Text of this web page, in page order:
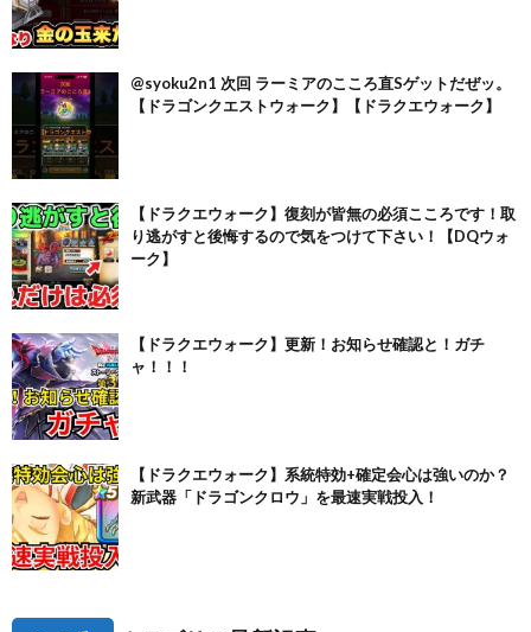
@syoku2n1 次回 ラーミアのこころ直Sゲットだぜッ。
【ドラゴンクエストウォーク】【ドラクエウォーク】
【ドラクエウォーク】復刻が皆無の必須こころです！取
り逃がすと後悔するので気をつけて下さい！【DQウォ
ーク】
【ドラクエウォーク】更新！お知らせ確認と！ガチ
ャ！！！
【ドラクエウォーク】系統特効+確定会心は強いのか？
新武器「ドラゴンクロウ」を最速実戦投入！